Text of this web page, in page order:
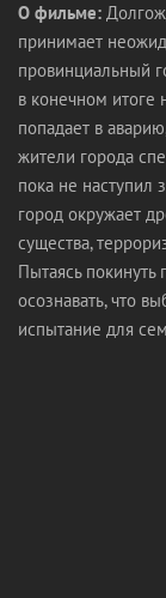
О фильме:
принимает
провинциальный
в конечном итоге
попадает в
жители города
пока не наступил
город окружает
существа,
Пытаясь
осознавать, что
испытание для